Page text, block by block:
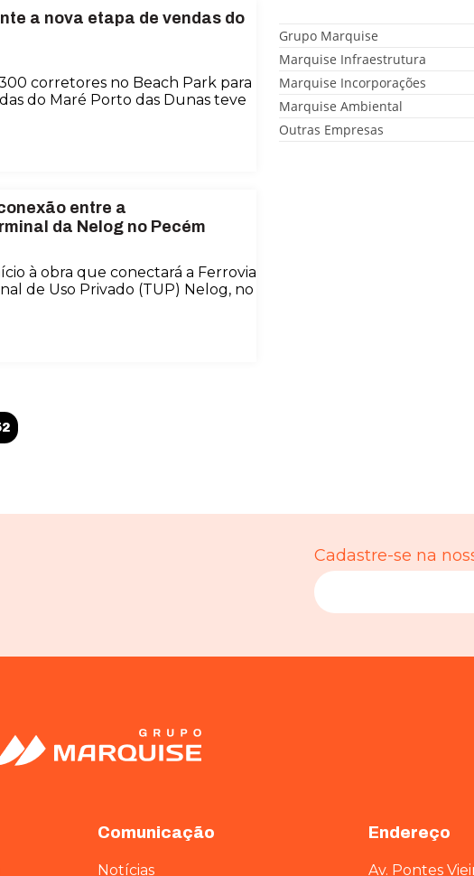
a nova etapa de vendas do
corretores no Beach Park para
do Maré Porto das Dunas teve
entre a
da Nelog no Pecém
à obra que conectará a Ferrovia
de Uso Privado (TUP) Nelog, no
Grupo Marquise
Marquise Infraestrutura
Marquise Incorporações
Marquise Ambiental
Outras Empresas
Cadastre-se na
Comunicação
Notícias
Endereço
Av. Pontes